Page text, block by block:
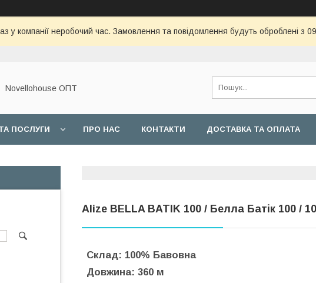
у компанії неробочий час. Замовлення та повідомлення будуть оброблені з
Novellohouse ОПТ
ПОСЛУГИ ПРО НАС КОНТАКТИ ДОСТАВКА ТА ОПЛАТА
Alize BELLA BATIK 100 / Белла Батік 100 /
Склад: 100% Бавовна
Довжина: 360 м